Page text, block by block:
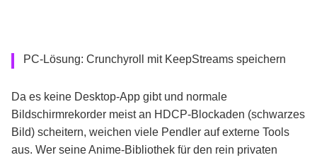
PC-Lösung: Crunchyroll mit KeepStreams speichern
Da es keine Desktop-App gibt und normale
Bildschirmrekorder meist an HDCP-Blockaden (schwarzes
Bild) scheitern, weichen viele Pendler auf externe Tools
aus. Wer seine Anime-Bibliothek für den rein privaten